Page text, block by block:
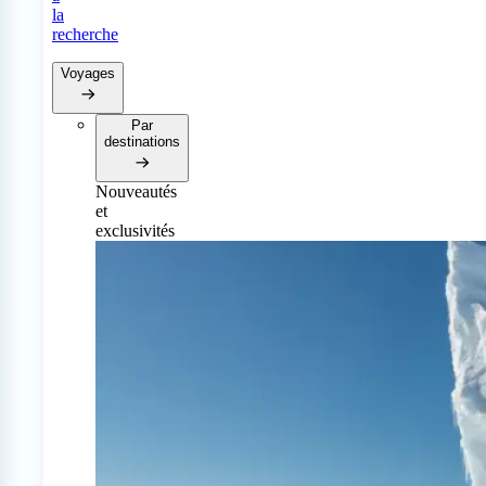
la
recherche
Voyages
Par
destinations
Nouveautés
et
exclusivités